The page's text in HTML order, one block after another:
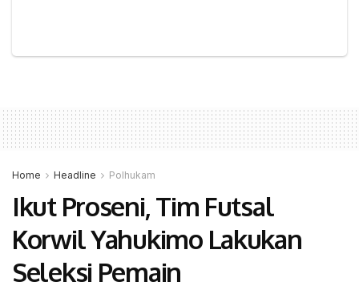
Home Headline Polhukam
Ikut Proseni, Tim Futsal
Korwil Yahukimo Lakukan
Seleksi Pemain